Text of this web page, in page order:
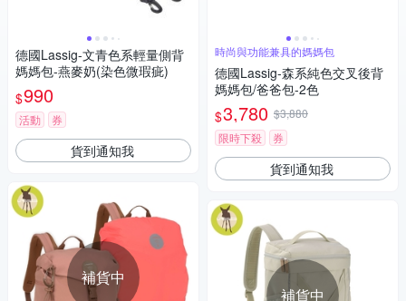
德國Lassig-文青色系輕量側背
媽媽包-燕麥奶(染色微瑕疵)
$990
活動 券
貨到通知我
補貨中
時尚與功能兼具的媽媽包
德國Lassig-森系純色交叉後背
媽媽包/爸爸包-2色
$3,780 $3,880
限時下殺
券
貨到通知我
補貨中